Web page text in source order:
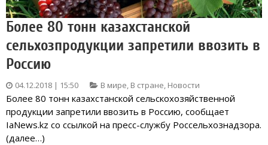
Более 80 тонн казахстанской
сельхозпродукции запретили ввозить в
Россию
04.12.2018 | 15:50 В мире, В стране, Новости
Более 80 тонн казахстанской сельскохозяйственной
продукции запретили ввозить в Россию, сообщает
IaNews.kz со ссылкой на пресс-службу Россельхознадзора.
(далее…)